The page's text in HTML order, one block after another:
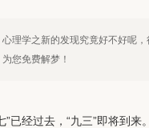
理学之新的发现究竟好不好呢
您免费解梦！
”已经过去，“九三”即将到